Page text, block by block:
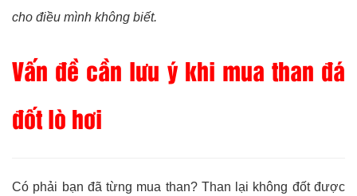
cho điều mình không biết.
Vấn đề cần lưu ý khi mua than đá
đốt lò hơi
Có phải bạn đã từng mua than? Than lại không đốt được